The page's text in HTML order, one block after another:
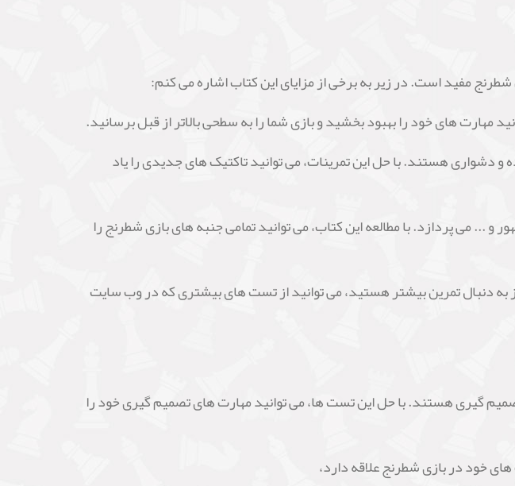
مفید است. در زیر به برخی از مزایای این کتاب اشاره می کنم:
های خود را بهبود بخشید و بازی شما را به سطحی بالاتر از قبل برسانید.
دشواری هستند. با حل این تمرینات، می توانید تاکتیک های جدیدی را یاد
می پردازد. با مطالعه این کتاب، می توانید تمامی جنبه های بازی شطرنج را
دنبال تمرین بیشتر هستید، می توانید از تست های بیشتری که در وب سایت
گیری هستند. با حل این تست ها، می توانید مهارت های تصمیم گیری خود را
خود در بازی شطرنج علاقه دارد،